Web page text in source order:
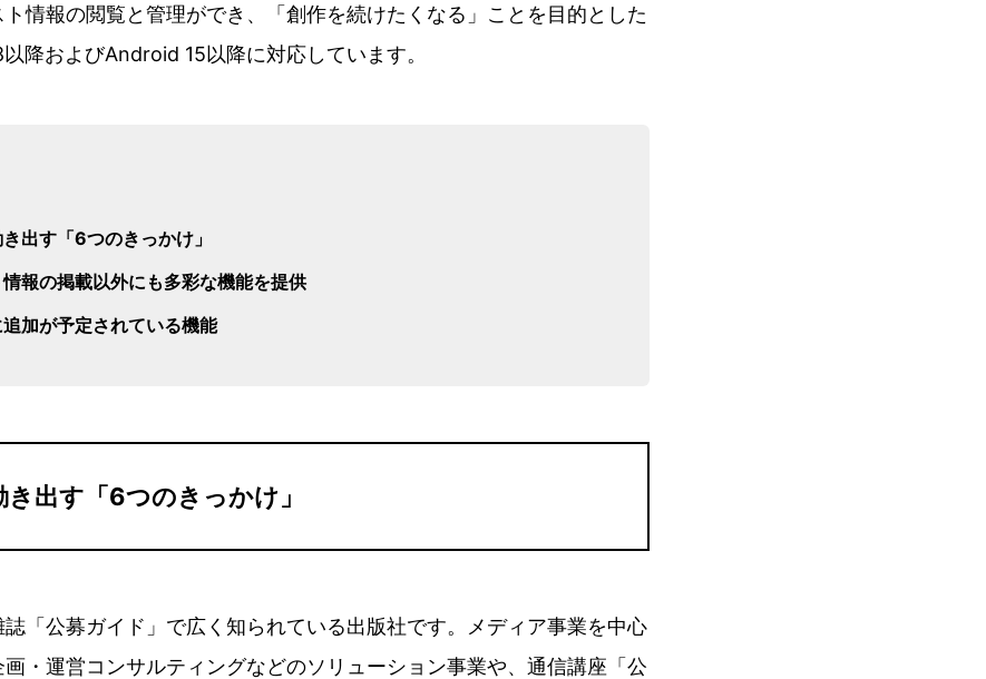
情報の閲覧と管理ができ、「創作を続けたくなる」ことを目的とした
降およびAndroid 15以降に対応しています。
出す「6つのきっかけ」
報の掲載以外にも多彩な機能を提供
加が予定されている機能
出す「6つのきっかけ」
「公募ガイド」で広く知られている出版社です。メディア事業を中心
・運営コンサルティングなどのソリューション事業や、通信講座「公